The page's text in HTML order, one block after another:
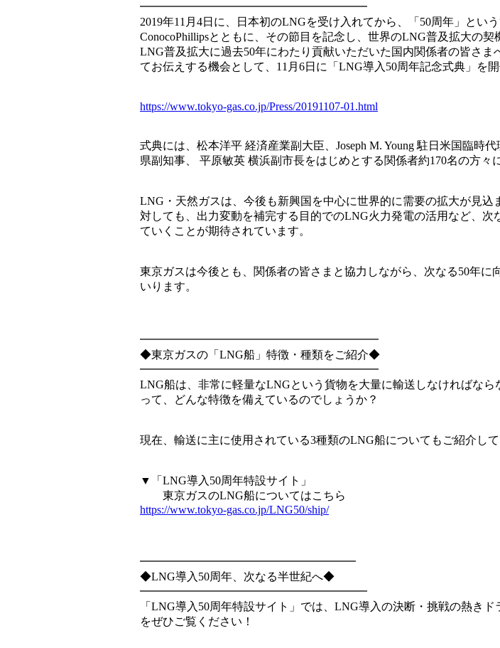
━━━━━━━━━━━━━━━━━━━━
2019年11月4日に、日本初のLNGを受け入れてから、「50周年」とい
ConocoPhillipsとともに、その節目を記念し、世界のLNG普及拡大の
LNG普及拡大に過去50年にわたり貢献いただいた国内関係者の皆さ
てお伝えする機会として、11月6日に「LNG導入50周年記念式典」を開
https://www.tokyo-gas.co.jp/Press/20191107-01.html
式典には、松本洋平 経済産業副大臣、Joseph M. Young 駐日米国臨時
県副知事、 平原敏英 横浜副市長をはじめとする関係者約170名の方々
LNG・天然ガスは、今後も新興国を中心に世界的に需要の拡大が見
対しても、出力変動を補完する目的でのLNG火力発電の活用など、
ていくことが期待されています。
東京ガスは今後とも、関係者の皆さまと協力しながら、次なる50年
いります。
━━━━━━━━━━━━━━━━━━━━━
◆東京ガスの「LNG船」特徴・種類をご紹介◆
━━━━━━━━━━━━━━━━━━━━━
LNG船は、非常に軽量なLNGという貨物を大量に輸送しなければな
って、どんな特徴を備えているのでしょうか？
現在、輸送に主に使用されている3種類のLNG船についてもご紹介し
▼「LNG導入50周年特設サイト」
東京ガスのLNG船についてはこちら
https://www.tokyo-gas.co.jp/LNG50/ship/
━━━━━━━━━━━━━━━━━━━
◆LNG導入50周年、次なる半世紀へ◆
━━━━━━━━━━━━━━━━━━━━
「LNG導入50周年特設サイト」では、LNG導入の決断・挑戦の熱き
をぜひご覧ください！